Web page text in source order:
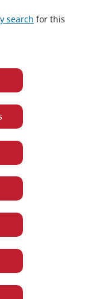
search for this